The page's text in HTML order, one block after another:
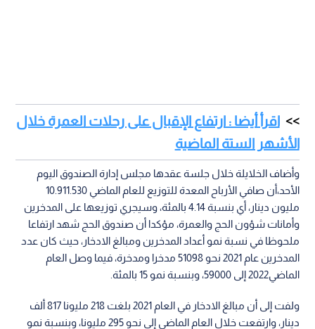
اقرأ أيضا : ارتفاع الإقبال على رحلات العمرة خلال
الأشهر الستة الماضية
وأضاف الخلايلة خلال جلسة عقدها مجلس إدارة الصندوق اليوم
الأحد،أن صافي الأرباح المعدة للتوزيع للعام الماضي 10.911.530
مليون دينار، أي بنسبة 4.14 بالمئة، وسيجري توزيعها على المدخرين
وأمانات شؤون الحج والعمرة، مؤكدا أن صندوق الحج شهد ارتفاعا
ملحوظا في نسبة نمو أعداد المدخرين ومبالغ الادخار، حيث كان عدد
المدخرين عام 2021 نحو 51098 مدخرا ومدخرة، فيما وصل العام
الماضي2022 إلى 59000، وبنسبة نمو 15 بالمئة.
ولفت إلى أن مبالغ الادخار في العام 2021 بلغت 218 مليونا 817 ألف
دينار، وارتفعت خلال العام الماضي إلى نحو 295 مليونا، وبنسبة نمو